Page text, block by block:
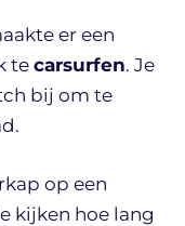
er een
te carsurfen. Je
bij om te
op een
kijken hoe lang